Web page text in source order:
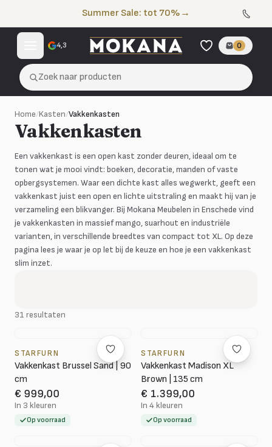
Summer Sale: tot 70% →
4,3 0
Zoek naar producten
Home/Kasten/Vakkenkasten
Vakkenkasten
Een vakkenkast is een open kast zonder deuren, ideaal om te
tonen wat je mooi vindt: boeken, decoratie, manden of vaste
opbergsystemen. Waar een dichte kast alles wegwerkt, geeft een
vakkenkast juist een open en lichte uitstraling en maakt hij van je
verzameling een blikvanger. Bij Mokana Meubelen in Enschede vind
je vakkenkasten in massief mango, suarhout en industriële
varianten, in verschillende breedtes van compact tot XL. Op deze
pagina lees je waar je op let bij de keuze en hoe je een vakkenkast
slim inzet.
31 resultaten
STARFURN
Vakkenkast Brussel Sand | 90
cm
€ 999,00
In 3 kleuren
Op voorraad
STARFURN
Vakkenkast Madison XL
Brown | 135 cm
€ 1.399,00
In 4 kleuren
Op voorraad